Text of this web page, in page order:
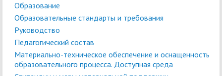
Образование
Образовательные стандарты и требования
Руководство
Педагогический состав
Материально-техническое обеспечение и оснащенность
образовательного процесса. Доступная среда